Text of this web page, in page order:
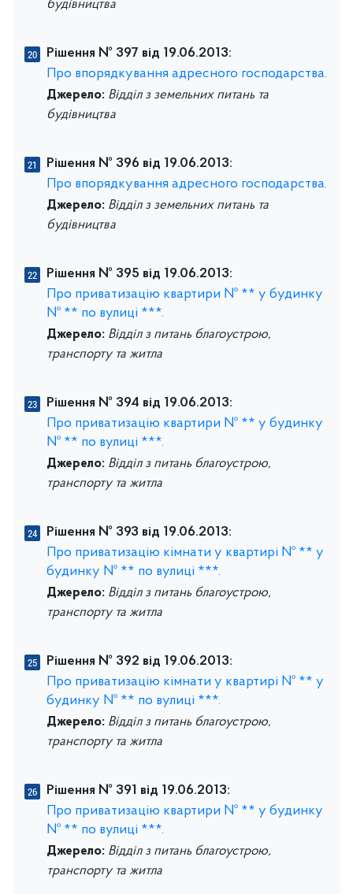
будівництва
Рішення № 397 від 19.06.2013:
Про впорядкування адресного господарства.
Джерело: Відділ з земельних питань та
будівництва
Рішення № 396 від 19.06.2013:
Про впорядкування адресного господарства.
Джерело: Відділ з земельних питань та
будівництва
Рішення № 395 від 19.06.2013:
Про приватизацію квартири № ** у будинку
№ ** по вулиці ***.
Джерело: Відділ з питань благоустрою,
транспорту та житла
Рішення № 394 від 19.06.2013:
Про приватизацію квартири № ** у будинку
№ ** по вулиці ***.
Джерело: Відділ з питань благоустрою,
транспорту та житла
Рішення № 393 від 19.06.2013:
Про приватизацію кімнати у квартирі № ** у
будинку № ** по вулиці ***.
Джерело: Відділ з питань благоустрою,
транспорту та житла
Рішення № 392 від 19.06.2013:
Про приватизацію кімнати у квартирі № ** у
будинку № ** по вулиці ***.
Джерело: Відділ з питань благоустрою,
транспорту та житла
Рішення № 391 від 19.06.2013:
Про приватизацію квартири № ** у будинку
№ ** по вулиці ***.
Джерело: Відділ з питань благоустрою,
транспорту та житла